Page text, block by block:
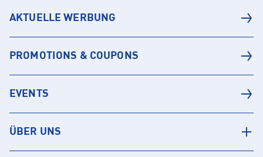
AKTUELLE WERBUNG
PROMOTIONS & COUPONS
EVENTS
ÜBER UNS